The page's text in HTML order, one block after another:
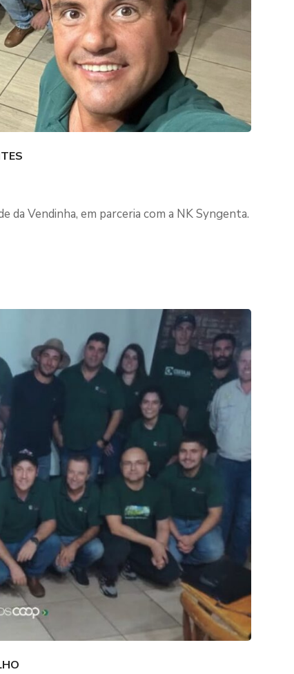
da Vendinha, em parceria com a NK Syngenta.